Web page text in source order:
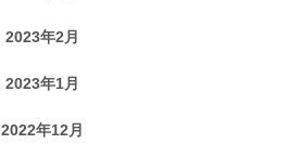
2023年2月
2023年1月
2022年12月